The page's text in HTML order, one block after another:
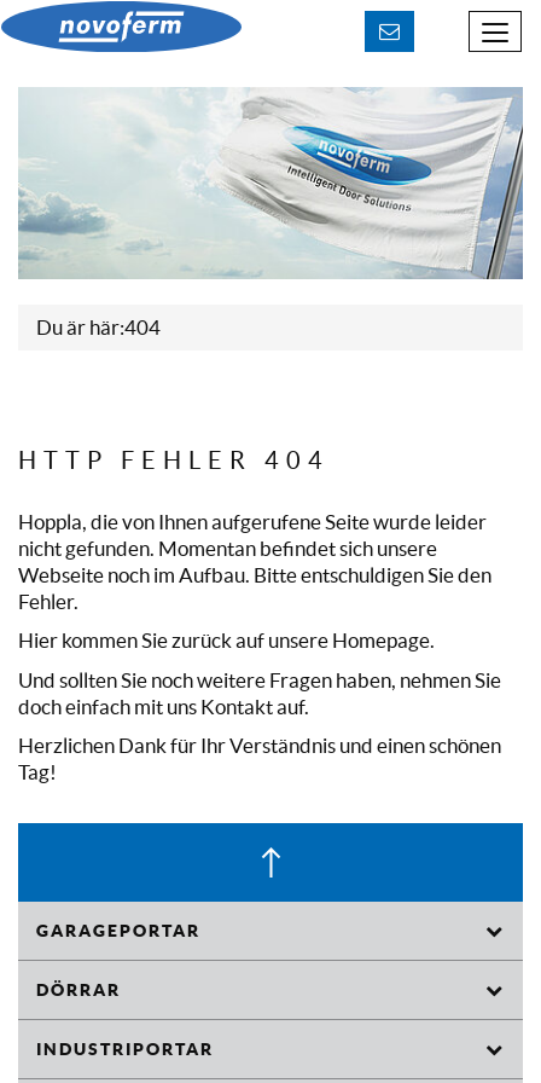
Du är här:404
HTTP FEHLER 404
Hoppla, die von Ihnen aufgerufene Seite wurde leider
nicht gefunden. Momentan befindet sich unsere
Webseite noch im Aufbau. Bitte entschuldigen Sie den
Fehler.
Hier kommen Sie zurück auf unsere Homepage.
Und sollten Sie noch weitere Fragen haben, nehmen Sie
doch einfach mit uns Kontakt auf.
Herzlichen Dank für Ihr Verständnis und einen schönen
Tag!
GARAGEPORTAR
Takskjutportar
Tillbehör
DÖRRAR
Rörkarmsdörrar
INDUSTRIPORTAR